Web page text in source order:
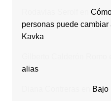
personas puede
Kavka
alias
Bajo